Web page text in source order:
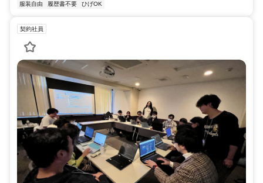
服装自由
履歴書不要 ひげOK
契約社員